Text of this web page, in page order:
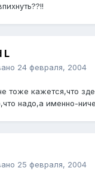
L
24 февраля, 2004
тоже кажется,что
надо,а именно-
25 февраля, 2004